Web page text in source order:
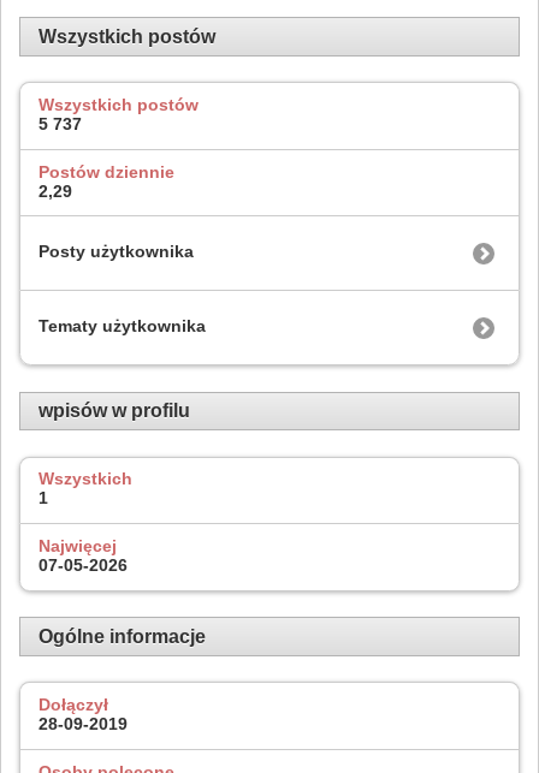
Wszystkich postów
Wszystkich postów
5 737
Postów dziennie
2,29
Posty użytkownika
Tematy użytkownika
wpisów w profilu
Wszystkich
1
Najwięcej
07-05-2026
Ogólne informacje
Dołączył
28-09-2019